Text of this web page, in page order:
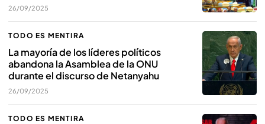
26/09/2025
TODO ES MENTIRA
La mayoría de los líderes políticos
abandona la Asamblea de la ONU
durante el discurso de Netanyahu
26/09/2025
TODO ES MENTIRA